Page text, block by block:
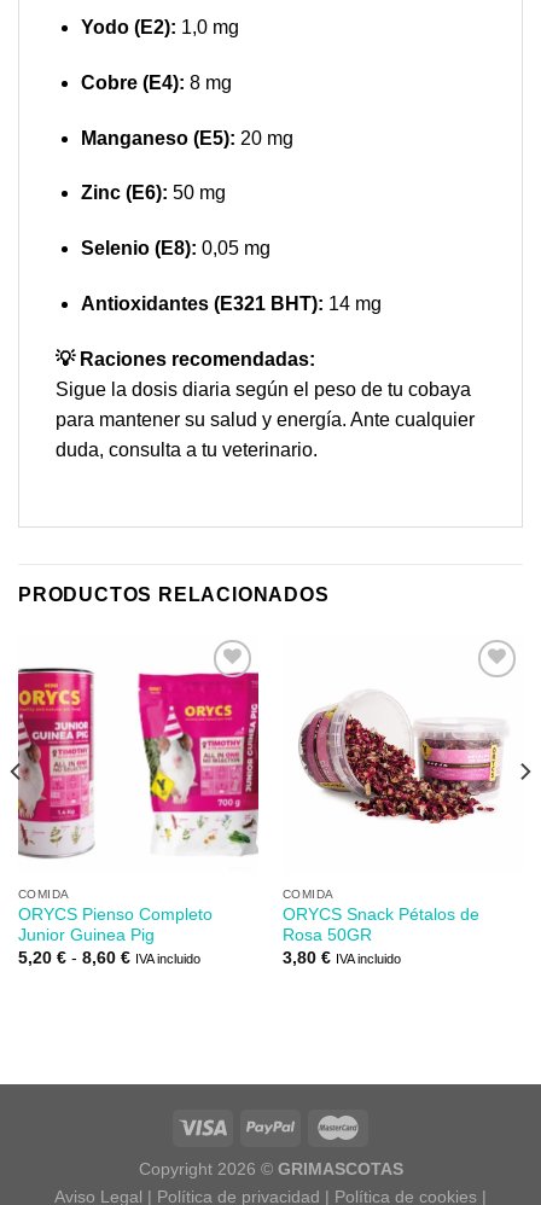
Yodo (E2): 1,0 mg
Cobre (E4): 8 mg
Manganeso (E5): 20 mg
Zinc (E6): 50 mg
Selenio (E8): 0,05 mg
Antioxidantes (E321 BHT): 14 mg
💡 Raciones recomendadas:
Sigue la dosis diaria según el peso de tu cobaya
para mantener su salud y energía. Ante cualquier
duda, consulta a tu veterinario.
PRODUCTOS RELACIONADOS
Añadir
a mi
lista de
los
deseos
COMIDA
ORYCS Pienso Completo
Junior Guinea Pig
5,20 € - 8,60 €Rango
IVA incluido
Añadir
a mi
lista de
los
deseos
COMIDA
ORYCS Snack Pétalos de
Rosa 50GR
3,80 € IVA incluido
Copyright 2026 © GRIMASCOTAS
Aviso Legal | Política de privacidad | Política de cookies |